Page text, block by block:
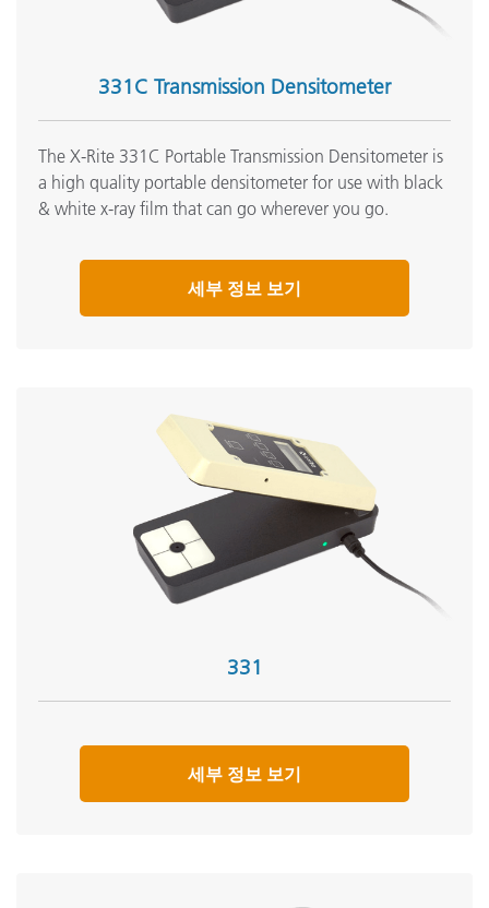
331C Transmission Densitometer
The X-Rite 331C Portable Transmission Densitometer is
a high quality portable densitometer for use with black
& white x-ray film that can go wherever you go.
세부 정보 보기
331
세부 정보 보기